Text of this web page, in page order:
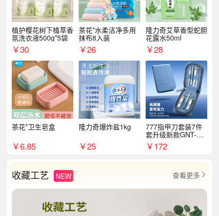
植护樱花树下植萃香
氛洗衣液500g*5袋
￥30
茶花*水柔洁净多用
抹布8入装
￥26
隆力奇艾草香型蛇胆
花露水50ml
￥28
茶花*卫生皂盒
￥6.85
隆力奇爆炸盐1kg
￥25
777指甲刀套装7件
套升级新款GNT-PM
072
￥172
收藏工艺 NEW 查看更多 